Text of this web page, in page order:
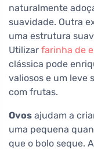
naturalmente
suavidade. Outra
uma estrutura
Utilizar farinha de
clássica pode
valiosos e um leve
com frutas.
Ovos ajudam a
uma pequena
que o bolo seque.